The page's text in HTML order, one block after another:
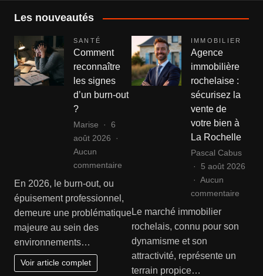
Les nouveautés
SANTÉ
Comment
reconnaître
les signes
d’un burn-out
?
Marise
6
août 2026
Aucun
commentairesur
les
signes
d’un
burn-
out
En 2026, le burn-out, ou
épuisement professionnel,
demeure une problématique
majeure au sein des
environnements…
Voir article complet
IMMOBILIER
Agence
immobilière
rochelaise :
sécurisez la
vente de
votre bien à
La Rochelle
Pascal Cabus
5 août 2026
Aucun
commentaire
Le marché immobilier
rochelais, connu pour son
dynamisme et son
attractivité, représente un
terrain propice…